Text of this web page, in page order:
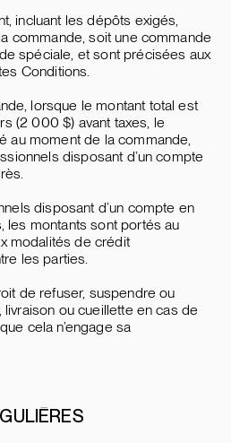
incluant les dépôts exigés,
commande, soit une commande
spéciale, et sont précisées aux
Conditions.
lorsque le montant total est
(2 000 $) avant taxes, le
au moment de la commande,
disposant d’un compte
disposant d’un compte en
les montants sont portés au
modalités de crédit
les parties.
de refuser, suspendre ou
ou cueillette en cas de
cela n’engage sa